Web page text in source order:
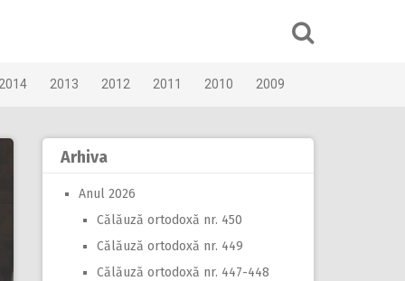
2013 2012 2011 2010 2009
Arhiva
Anul 2026
Călăuză ortodoxă nr. 450
Călăuză ortodoxă nr. 449
Călăuză ortodoxă nr. 447-448